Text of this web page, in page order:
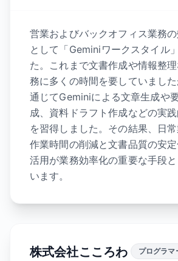
営業およびバックオフィス業務
として「Geminiワークスタイル
た。これまで文書作成や情報整
務に多くの時間を要していまし
通じてGeminiによる文章生成や
成、資料ドラフト作成などの実
を習得しました。その結果、日
作業時間の削減と文書品質の安
活用が業務効率化の重要な手段
います。
株式会社こころわ
プログラマ